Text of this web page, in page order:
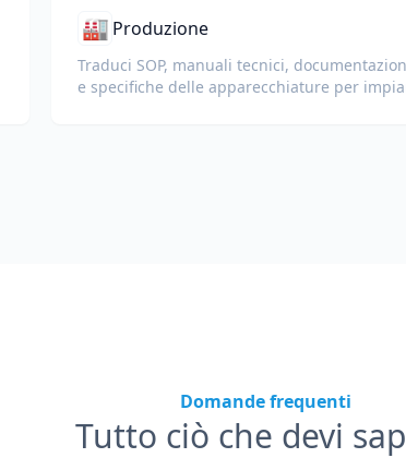
🏭 Produzione
Traduci SOP, manuali tecnici,
e specifiche delle apparecchiature per
Domande frequenti
Tutto ciò che devi